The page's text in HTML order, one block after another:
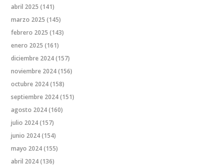
abril 2025 (141)
marzo 2025 (145)
febrero 2025 (143)
enero 2025 (161)
diciembre 2024(157)
noviembre 2024(156)
octubre 2024(158)
septiembre 2024(151)
agosto 2024(160)
julio 2024(157)
junio 2024(154)
mayo 2024(155)
abril 2024(136)